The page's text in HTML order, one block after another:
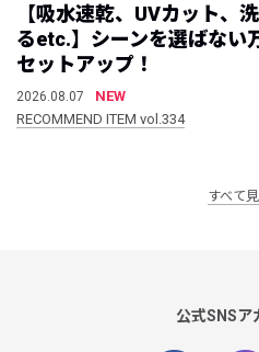
【吸水速乾、UVカット、
るetc.】シーンを選ばない
セットアップ！
2026.08.07
NEW
RECOMMEND ITEM vol.334
すべて
公式SNSア